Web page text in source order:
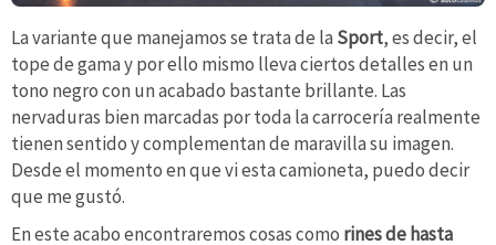
La variante que manejamos se trata de la Sport, es decir, el
tope de gama y por ello mismo lleva ciertos detalles en un
tono negro con un acabado bastante brillante. Las
nervaduras bien marcadas por toda la carrocería realmente
tienen sentido y complementan de maravilla su imagen.
Desde el momento en que vi esta camioneta, puedo decir
que me gustó.
En este acabo encontraremos cosas como rines de hasta